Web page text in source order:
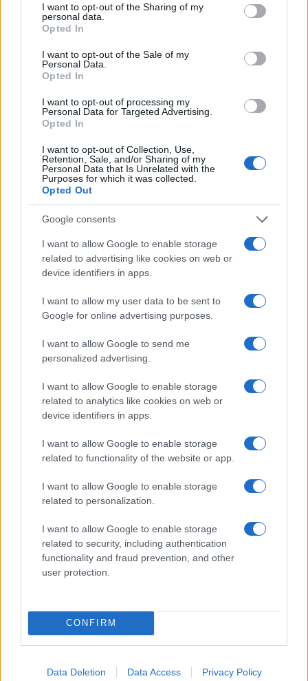
not limited to your visit or usage behaviour. You may click to
grant or deny consent to Google and its third-party tags to
use your data for below specified purposes in below Google
consent section.
I want to opt-out of the Sharing of my
personal data.
Opted In
I want to opt-out of the Sale of my
Personal Data.
Opted In
I want to opt-out of processing my
Personal Data for Targeted Advertising.
Opted In
I want to opt-out of Collection, Use,
Retention, Sale, and/or Sharing of my
Personal Data that Is Unrelated with the
Purposes for which it was collected.
Opted Out
Google consents
I want to allow Google to enable storage
related to advertising like cookies on web or
device identifiers in apps.
I want to allow my user data to be sent to
Google for online advertising purposes.
I want to allow Google to send me
personalized advertising.
I want to allow Google to enable storage
related to analytics like cookies on web or
device identifiers in apps.
I want to allow Google to enable storage
related to functionality of the website or app.
I want to allow Google to enable storage
related to personalization.
I want to allow Google to enable storage
related to security, including authentication
functionality and fraud prevention, and other
user protection.
CONFIRM
Data Deletion Data Access Privacy Policy
ΑΙΧΜΕΣ: Και άλλες αποχωρήσεις και άλλες συμφωνίες
ΣΚΑΪ: Ολοκληρώνεται η συνεργασία του Ομίλου με τον